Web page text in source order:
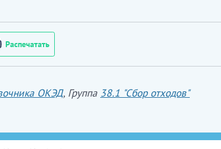
Распечатать
ОКЭД, Группа 38.1 "Сбор отходов"